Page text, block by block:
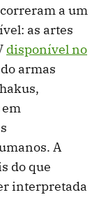
a um
as artes
disponível no
armas
A
do que
interpretada